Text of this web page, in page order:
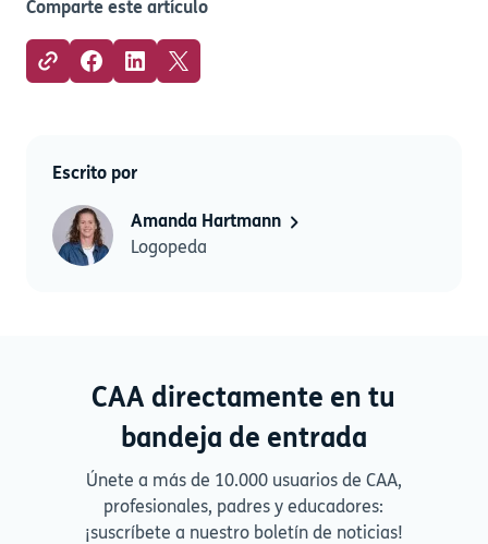
Comparte este artículo
Escrito por
Amanda Hartmann
Logopeda
CAA directamente en tu
bandeja de entrada
Únete a más de 10.000 usuarios de CAA,
profesionales, padres y educadores:
¡suscríbete a nuestro boletín de noticias!